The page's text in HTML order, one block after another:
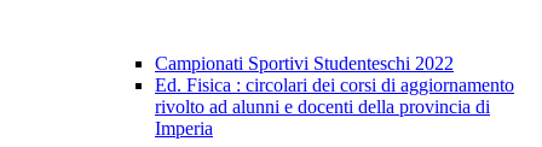
Campionati Sportivi Studenteschi 2022
Ed. Fisica : circolari dei corsi di aggiornamento
rivolto ad alunni e docenti della provincia di
Imperia